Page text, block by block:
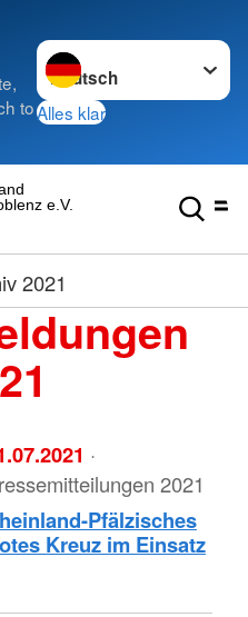
to
Sprache wechseln zu
Alles klar
e.V.
2021
·
2021
Pfälzisches
Kreuz im Einsatz